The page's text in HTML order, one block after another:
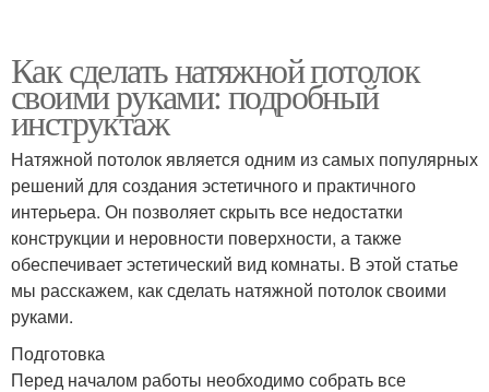
Как сделать натяжной потолок
своими руками: подробный
инструктаж
Натяжной потолок является одним из самых популярных
решений для создания эстетичного и практичного
интерьера. Он позволяет скрыть все недостатки
конструкции и неровности поверхности, а также
обеспечивает эстетический вид комнаты. В этой статье
мы расскажем, как сделать натяжной потолок своими
руками.
Подготовка
Перед началом работы необходимо собрать все